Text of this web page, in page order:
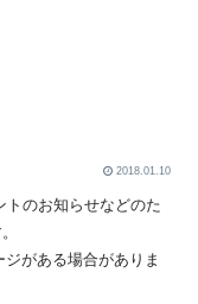
2018.01.10
トのお知らせなどのた
がある場合がありま